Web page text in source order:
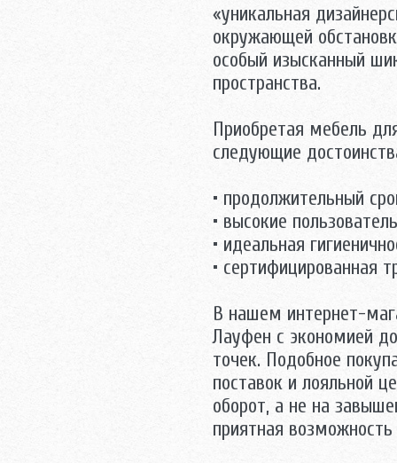
«уникальная
окружающей
особый изысканный
пространства.
Приобретая мебель
следующие
• продолжительный
• высокие
• идеальная
• сертифицированная
В нашем интернет-
Лауфен с экономией
точек. Подобное
поставок и лояльной
оборот, а не на
приятная